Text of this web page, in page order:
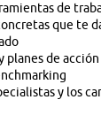
de
que te
planes de acción
y los